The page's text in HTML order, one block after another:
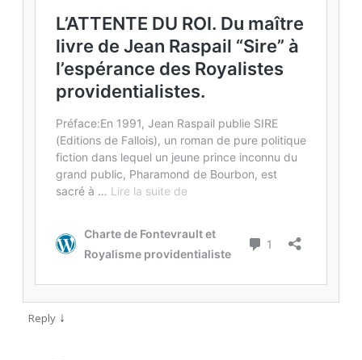
Reply ↓